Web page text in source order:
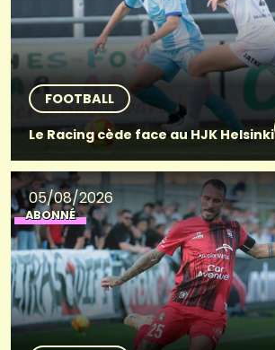
FOOTBALL
Le Racing cède face au HJK Helsinki
05/08/2026
ABONNÉ